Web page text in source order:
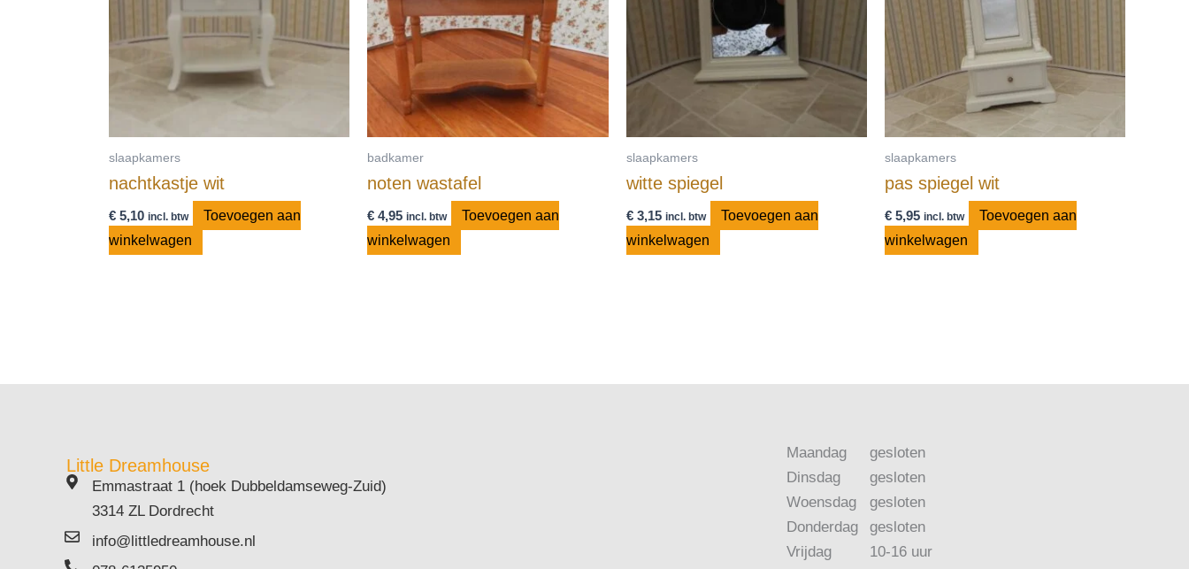
slaapkamers
nachtkastje wit
€ 5,10 incl. btw
Toevoegen aan
winkelwagen
badkamer
noten wastafel
€ 4,95 incl. btw
Toevoegen aan
winkelwagen
slaapkamers
witte spiegel
€3,15 incl. btw
Toevoegen aan
winkelwagen
slaapkamers
pas spiegel wit
€5,95 incl. btw
Toevoegen aan
winkelwagen
Little Dreamhouse
Emmastraat 1 (hoek Dubbeldamseweg-Zuid)
3314 ZL Dordrecht
info@littledreamhouse.nl
Maandag
Dinsdag
Woensdag
Donderdag
Vrijdag
gesloten
gesloten
gesloten
gesloten
10-16 uur